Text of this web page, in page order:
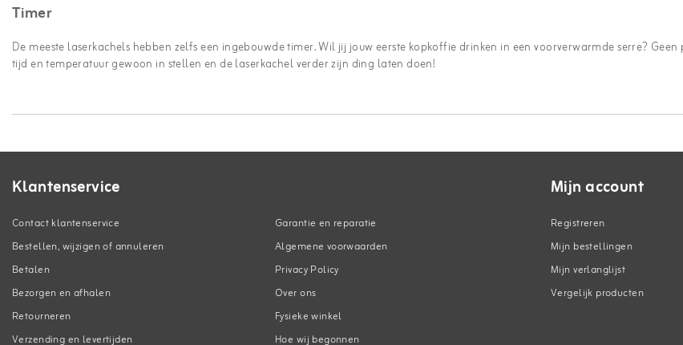
Timer
De meeste laserkachels hebben zelfs een ingebouwde timer. Wil jij jouw eerste kopkoffie drinken in een voorverwarmde serre? Geen
tijd en temperatuur gewoon in stellen en de laserkachel verder zijn ding laten doen!
Klantenservice
Contact klantenservice
Bestellen, wijzigen of annuleren
Betalen
Bezorgen en afhalen
Retourneren
Verzending en levertijden
Garantie en reparatie
Algemene voorwaarden
Privacy Policy
Over ons
Fysieke winkel
Hoe wij begonnen
Mijn account
Registreren
Mijn bestellingen
Mijn verlanglijst
Vergelijk producten